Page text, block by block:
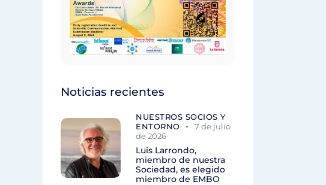
Noticias recientes
NUESTROS SOCIOS Y
ENTORNO
7 de julio
de 2026
Luis Larrondo,
miembro de nuestra
Sociedad, es elegido
miembro de EMBO